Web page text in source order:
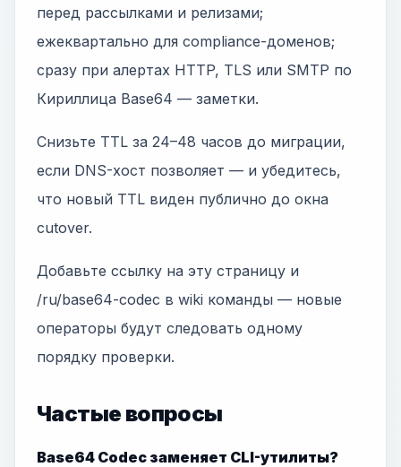
перед рассылками и релизами;
ежеквартально для compliance-доменов;
сразу при алертах HTTP, TLS или SMTP по
Кириллица Base64 — заметки.
Снизьте TTL за 24–48 часов до миграции,
если DNS-хост позволяет — и убедитесь,
что новый TTL виден публично до окна
cutover.
Добавьте ссылку на эту страницу и
/ru/base64-codec в wiki команды — новые
операторы будут следовать одному
порядку проверки.
Частые вопросы
Base64 Codec заменяет CLI-утилиты?